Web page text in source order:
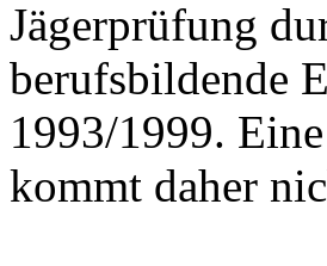
Jägerprüfung
berufsbildende
1993/1999.
kommt daher